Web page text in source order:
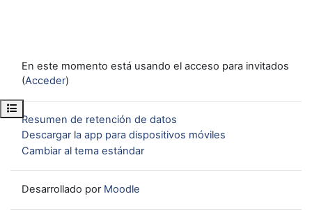
Abrir índice del curso
En este momento está usando el acceso para invitados
(Acceder)
Resumen de retención de datos
Descargar la app para dispositivos móviles
Cambiar al tema estándar
Desarrollado por Moodle